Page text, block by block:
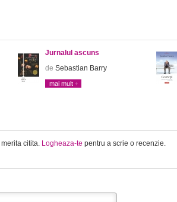
Jurnalul ascuns
de Sebastian Barry
mai mult
citita. Logheaza-te pentru a scrie o recenzie.